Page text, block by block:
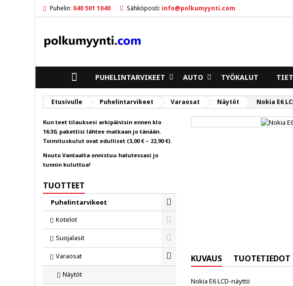
Puhelin: 040 501 1040 Sähköposti: info@polkumyynti.com
ETUSIVULLE
PUHELINTARVIKEET AUTO TYÖKALUT
Etusivulle Puhelintarvikeet Varaosat Näytöt Nokia E6
Kun teet tilauksesi arkipäivisin ennen klo
16:30, pakettisi lähtee matkaan jo tänään.
Toimituskulut ovat edulliset (3,00 € – 22,90 €).
Nouto Vantaalta onnistuu halutessasi jo
tunnin kuluttua!
TUOTTEET
Puhelintarvikeet
Toggle
Kotelot
Toggle
Suojalasit
Toggle
Varaosat
Toggle
Näytöt
KUVAUS TUOTETIEDOT
Nokia E6 LCD-näyttö